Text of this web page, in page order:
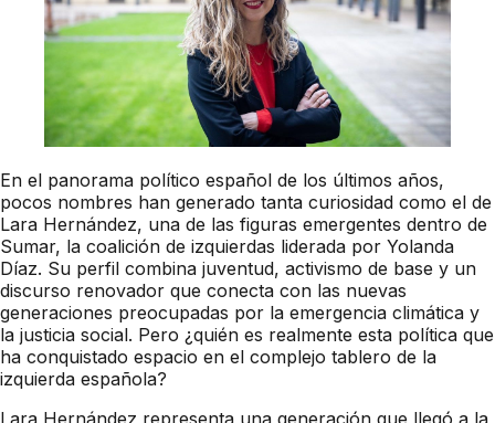
En el panorama político español de los últimos años,
pocos nombres han generado tanta curiosidad como el de
Lara Hernández, una de las figuras emergentes dentro de
Sumar, la coalición de izquierdas liderada por Yolanda
Díaz. Su perfil combina juventud, activismo de base y un
discurso renovador que conecta con las nuevas
generaciones preocupadas por la emergencia climática y
la justicia social. Pero ¿quién es realmente esta política que
ha conquistado espacio en el complejo tablero de la
izquierda española?
Lara Hernández representa una generación que llegó a la